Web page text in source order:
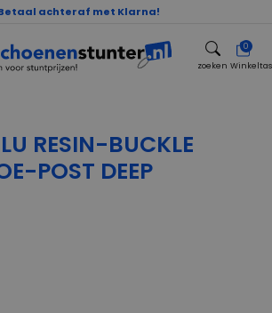
achteraf met Klarna!
zoeken
0
Winkeltas
RESIN-BUCKLE
POST DEEP